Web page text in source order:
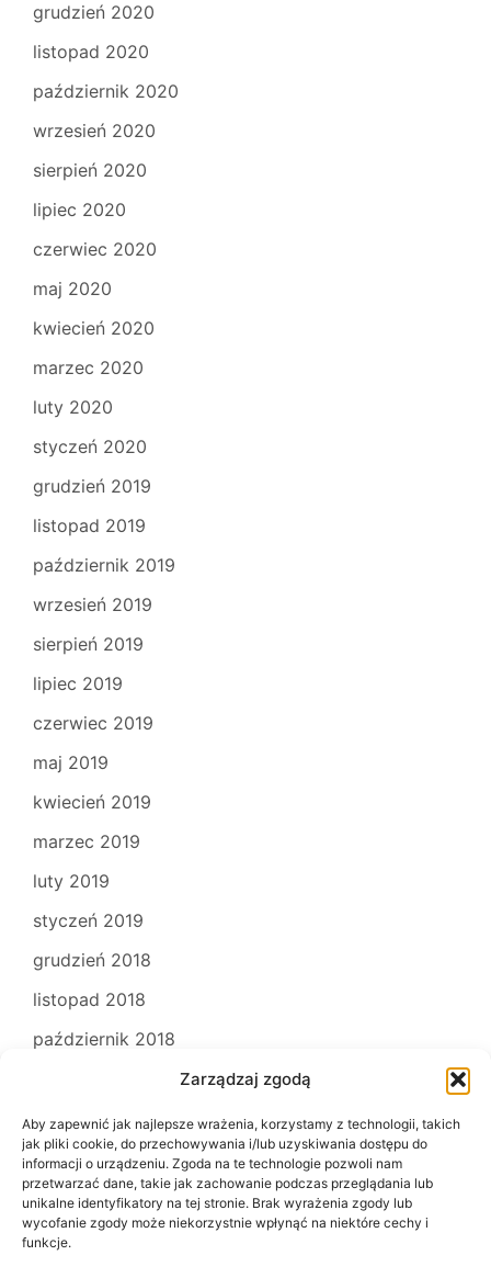
Zarządzaj zgodą
Aby zapewnić jak najlepsze wrażenia, korzystamy z technologii, takich
jak pliki cookie, do przechowywania i/lub uzyskiwania dostępu do
informacji o urządzeniu. Zgoda na te technologie pozwoli nam
przetwarzać dane, takie jak zachowanie podczas przeglądania lub
unikalne identyfikatory na tej stronie. Brak wyrażenia zgody lub
wycofanie zgody może niekorzystnie wpłynąć na niektóre cechy i
funkcje.
grudzień 2020
listopad 2020
październik 2020
wrzesień 2020
sierpień 2020
lipiec 2020
czerwiec 2020
maj 2020
kwiecień 2020
marzec 2020
luty 2020
styczeń 2020
grudzień 2019
listopad 2019
październik 2019
wrzesień 2019
sierpień 2019
lipiec 2019
czerwiec 2019
maj 2019
kwiecień 2019
marzec 2019
luty 2019
styczeń 2019
grudzień 2018
listopad 2018
październik 2018
Kontakt